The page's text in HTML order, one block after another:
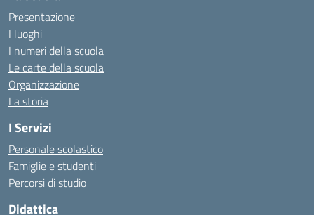
Presentazione
I luoghi
I numeri della scuola
Le carte della scuola
Organizzazione
La storia
I Servizi
Personale scolastico
Famiglie e studenti
Percorsi di studio
Didattica